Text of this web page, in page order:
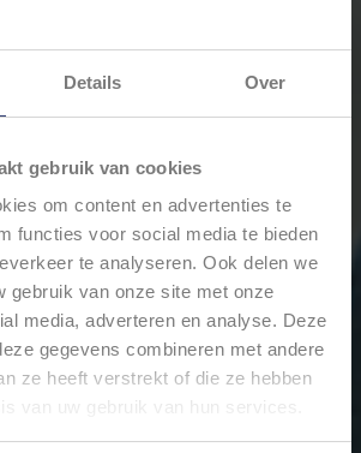
Details Over
gebruik van cookies
om content en advertenties te
functies voor social media te bieden
te analyseren. Ook delen we
gebruik van onze site met onze
media, adverteren en analyse. Deze
gegevens combineren met andere
ze heeft verstrekt of die ze hebben
van uw gebruik van hun services.
te vergelijken
(0)
2272182501
2
dunwandige (flexibele) krimpkous
10.0 mm - Zwart - 30 meter op
3:1
geleverd door WKK